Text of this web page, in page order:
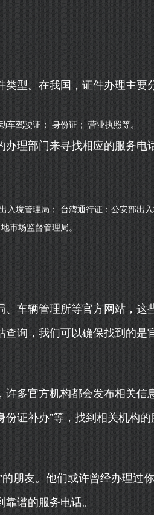
型。在我国，证件办理主要
驾驶证； 身份证； 营业执照等。
理部门来寻找相应的服务电
入境管理局； 台湾通行证：公安部出
市场监督管理局。
车辆管理所等官方网站，这
询，我们可以确保找到的是
多官方机构都会发布相关信
证补办”等，找到相关机构的
朋友。他们或许曾经办理过
谱的服务电话。